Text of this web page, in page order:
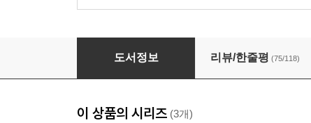
풀꽃도 꽃이다 2
도서정보 리뷰/한줄평 (75/118)
이 상품의 시리즈 (3개)